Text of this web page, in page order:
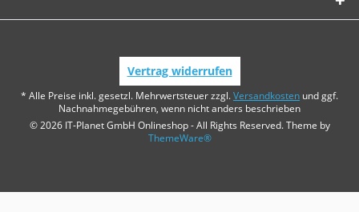
Vertrag widerrufen
* Alle Preise inkl. gesetzl. Mehrwertsteuer zzgl.Versandkosten und ggf.
Nachnahmegebühren, wenn nicht anders beschrieben
© 2026 IT-Planet GmbH Onlineshop - All Rights Reserved. Theme by
ThemeWare®